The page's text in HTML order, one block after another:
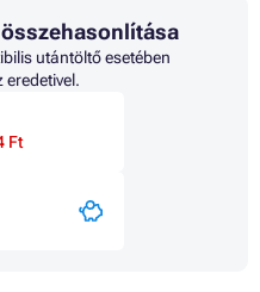
utántöltő esetében
eredetivel.
Ft